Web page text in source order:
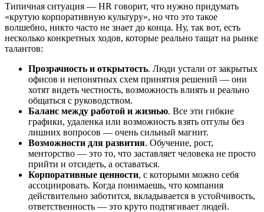
Типичная ситуация — HR говорит, что нужно придумать
«крутую корпоративную культуру», но что это такое
волшебно, никто часто не знает до конца. Ну, так вот, есть
несколько конкретных ходов, которые реально тащат на рынке
талантов:
Прозрачность и открытость. Люди устали от закрытых
офисов и непонятных схем принятия решений — они
хотят видеть честность, возможность влиять и реально
общаться с руководством.
Баланс между работой и жизнью. Все эти гибкие
графики, удаленка или возможность взять отгулы без
лишних вопросов — очень сильный магнит.
Возможности для развития. Обучение, рост,
менторство — это то, что заставляет человека не просто
прийти и отсидеть, а оставаться.
Корпоративные ценности, с которыми можно себя
ассоциировать. Когда понимаешь, что компания
действительно заботится, вкладывается в устойчивость,
ответственность — это круто подтягивает людей.